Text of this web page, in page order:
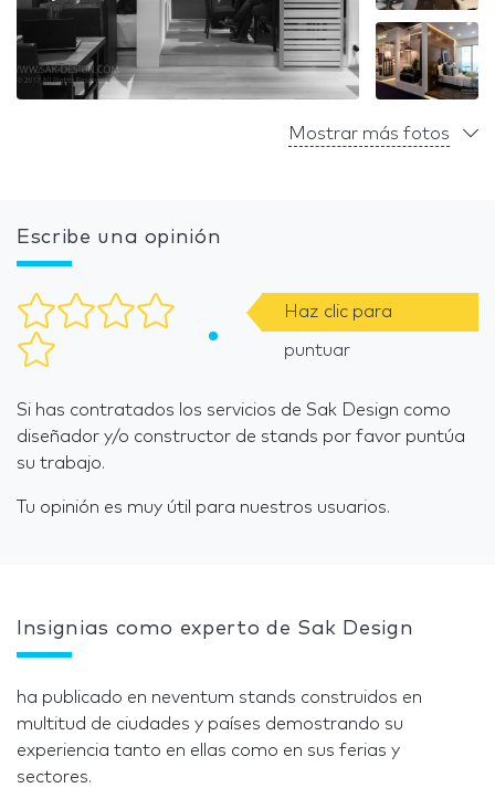
Mostrar más fotos
Escribe una opinión
Haz clic para
puntuar
Si has contratados los servicios de Sak Design como
diseñador y/o constructor de stands por favor puntúa
su trabajo.
Tu opinión es muy útil para nuestros usuarios.
Insignias como experto de Sak Design
ha publicado en neventum stands construidos en
multitud de ciudades y países demostrando su
experiencia tanto en ellas como en sus ferias y
sectores.